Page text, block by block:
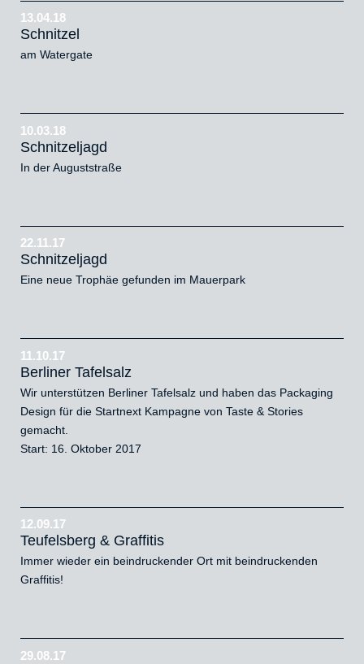
13.04.18
Schnitzel
am Watergate
10.03.18
Schnitzeljagd
In der Auguststraße
22.11.17
Schnitzeljagd
Eine neue Trophäe gefunden im Mauerpark
11.10.17
Berliner Tafelsalz
Wir unterstützen Berliner Tafelsalz und haben das Packaging
Design für die Startnext Kampagne von Taste & Stories
gemacht.
Start: 16. Oktober 2017
12.09.17
Teufelsberg & Graffitis
Immer wieder ein beindruckender Ort mit beindruckenden
Graffitis!
29.08.17